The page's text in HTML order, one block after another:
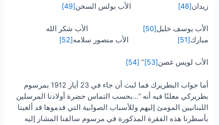
زيدان[48] الأب بولس السخن[49]
الأب يوسف خليل[50]
الأب شكر الله
مبارك[51] الأب منصور سلامه[52]
الأب لويس غصن[53]
”
[54]
أما جواب البطريرك فما لبث أن جاء في 23 أيار 1912 بمرسوم
بطريركي معلنًا فيه أنه “…بحسب التماس حضرة أولادنا المرسلين
اللبنانيين المومئ إليهم وللأسباب الصوابية التي قدموها قد ألغينا
بأسطرنا هذه الفقرة المذكورة في مرسوم سالفنا المشار إليه